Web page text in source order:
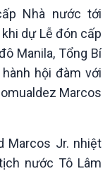
18h
21h30
mục
Nhà nước tới
dự Lễ đón cấp
Manila, Tổng Bí
hội đàm với
Marcos
Marcos Jr. nhiệt
nước Tô Lâm